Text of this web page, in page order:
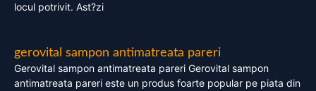
locul potrivit. Ast?zi
gerovital sampon antimatreata pareri
Gerovital sampon antimatreata pareri Gerovital sampon
antimatreata pareri este un produs foarte popular pe piata din